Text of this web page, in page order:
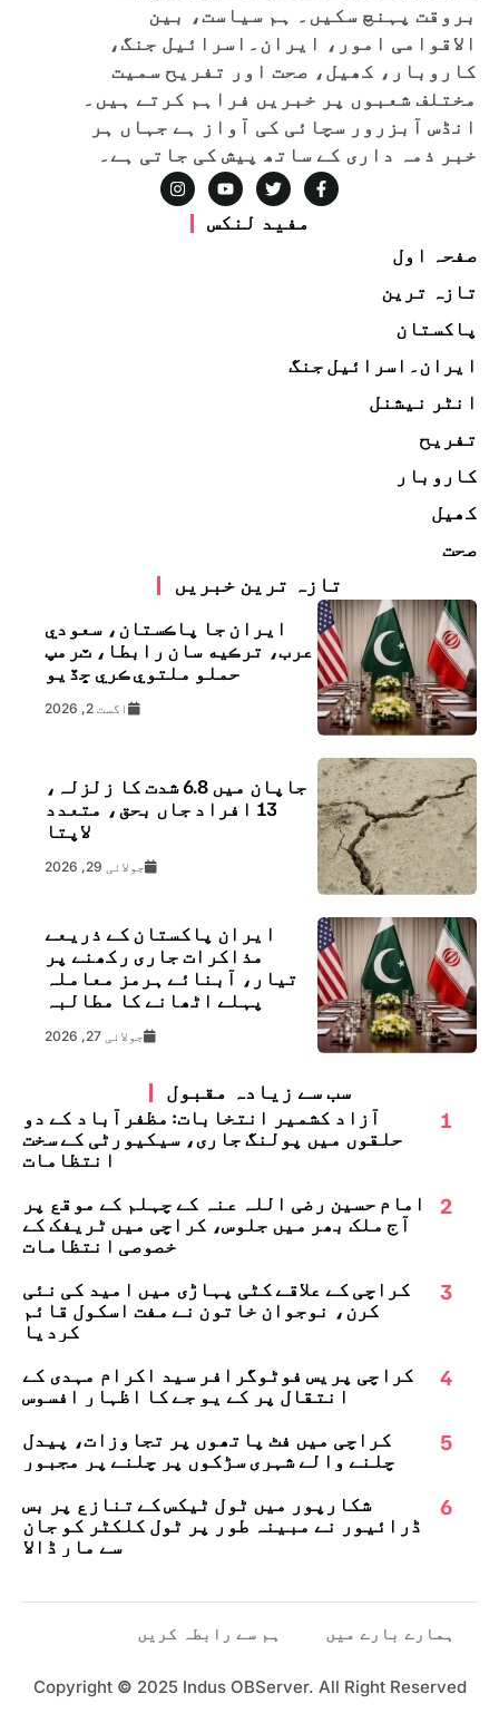
بروقت پہنچ سکیں۔ ہم سیاست، بین
الاقوامی امور، ایران۔اسرائیل جنگ،
کاروبار، کھیل، صحت اور تفریح سمیت
مختلف شعبوں پر خبریں فراہم کرتے ہیں۔
انڈس آبزرور سچائی کی آواز ہے جہاں ہر
خبر ذمہ داری کے ساتھ پیش کی جاتی ہے۔
مفید لنکس
صفحہ اول
تازہ ترین
پاکستان
ایران۔اسرائیل جنگ
انٹر نیشنل
تفریح
کاروبار
کھیل
صحت
تازہ ترین خبریں
ايران جا پاڪستان، سعودي
عرب، ترڪيه سان رابطا، ٽرمپ
حملو ملتوي ڪري ڇڏيو
اگست 2, 2026
جاپان میں 6.8 شدت کا زلزلہ،
13 افراد جاں بحق، متعدد
لاپتا
جولائی 29, 2026
ایران پاکستان کے ذریعے
مذاکرات جاری رکھنے پر
تیار، آبنائے ہرمز معاملہ
پہلے اٹھانے کا مطالبہ
جولائی 27, 2026
سب سے زیادہ مقبول
1
آزاد کشمیر انتخابات: مظفرآباد کے دو
حلقوں میں پولنگ جاری، سیکیورٹی کے سخت
انتظامات
2
امام حسین رضی اللہ عنہ کے چہلم کے موقع پر
آج ملک بھر میں جلوس، کراچی میں ٹریفک کے
خصوصی انتظامات
3
کراچی کے علاقے کٹی پہاڑی میں امید کی نئی
کرن، نوجوان خاتون نے مفت اسکول قائم
کردیا
4
کراچی پریس فوٹوگرافر سید اکرام مہدی کے
انتقال پر کے یو جے کا اظہارِ افسوس
5
کراچی میں فٹ پاتھوں پر تجاوزات، پیدل
چلنے والے شہری سڑکوں پر چلنے پر مجبور
6
شکارپور میں ٹول ٹیکس کے تنازع پر بس
ڈرائیور نے مبینہ طور پر ٹول کلکٹر کو جان
سے مار ڈالا
ہمارے بارے میں ہم سے رابطہ کریں
Copyright © 2025 Indus OBServer. All Right Reserved